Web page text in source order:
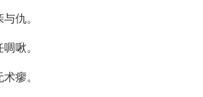
仇。
啾。
瘳。